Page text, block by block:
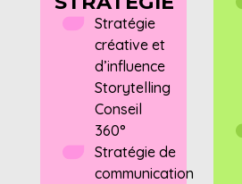
Stratégie
créative et
d’influence
Storytelling
Conseil
360°
Stratégie de
communication